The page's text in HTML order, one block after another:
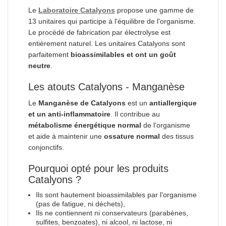
Le Laboratoire Catalyons propose une gamme de
13 unitaires qui participe à l'équilibre de l'organisme.
Le procédé de fabrication par électrolyse est
entièrement naturel. Les unitaires Catalyons sont
parfaitement bioassimilables et ont un goût
neutre
Les atouts Catalyons - Manganèse
Le Manganèse de Catalyons est un antiallergique
et un anti-inflammatoire . Il contribue au
métabolisme énergétique normal de l'organisme
et aide à maintenir une ossature normal des tissus
conjonctifs.
Pourquoi opté pour les produits
Catalyons ?
Ils sont hautement bioassimilables par l'organisme
(pas de fatigue, ni déchets),
Ils ne contiennent ni conservateurs (parabènes,
sulfites, benzoates), ni alcool, ni lactose, ni